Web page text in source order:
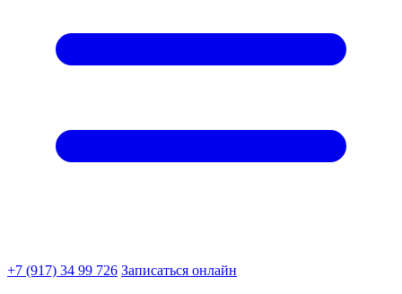
+7 (917) 34 99 726 Записаться онлайн